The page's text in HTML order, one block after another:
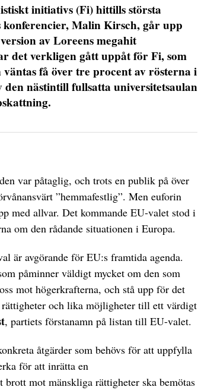
initiativs (Fi) hittills största
konferencier, Malin Kirsch, går upp
av Loreens megahit
det verkligen gått uppåt för Fi, som
väntas få över tre procent av rösterna i
nästintill fullsatta universitetsaulan
var påtaglig, och trots en publik på över
”hemmafestlig”. Men euforin
med allvar. Det kommande EU-valet stod i
om den rådande situationen i Europa.
är avgörande för EU:s framtida agenda.
påminner väldigt mycket om den som
mot högerkrafterna, och stå upp för det
och lika möjligheter till ett värdigt
, partiets förstanamn på listan till EU-valet.
åtgärder som behövs för att uppfylla
för att inrätta en
mot mänskliga rättigheter ska bemötas